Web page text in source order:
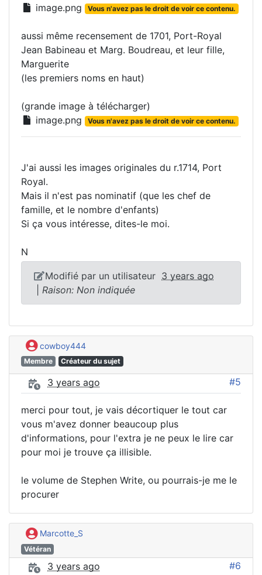
image.png Vous n'avez pas le droit de voir ce contenu.
aussi même recensement de 1701, Port-Royal
Jean Babineau et Marg. Boudreau, et leur fille,
Marguerite
(les premiers noms en haut)
(grande image à télécharger)
image.png
Vous n'avez pas le droit de voir ce contenu.
J'ai aussi les images originales du r.1714, Port
Royal.
Mais il n'est pas nominatif (que les chef de
famille, et le nombre d'enfants)
Si ça vous intéresse, dites-le moi.
N
Modifié par un utilisateur 3 years ago
Raison: Non indiquée
cowboy444
Membre Créateur du sujet
3 years ago #5
merci pour tout, je vais décortiquer le tout car
vous m'avez donner beaucoup plus
d'informations, pour l'extra je ne peux le lire car
pour moi je trouve ça illisible.
le volume de Stephen Write, ou pourrais-je me le
procurer
Marcotte_S
Vétéran
3 years ago #6